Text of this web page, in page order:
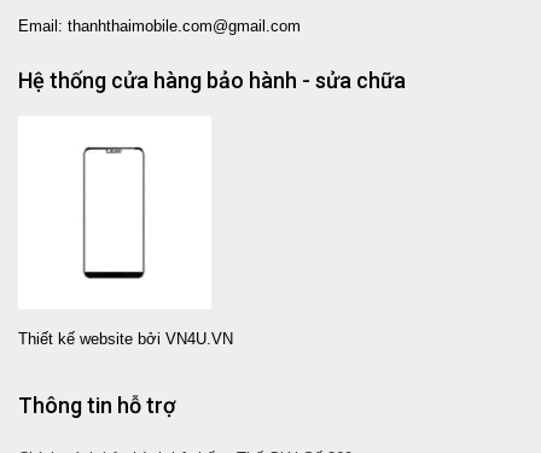
Email: thanhthaimobile.com@gmail.com
Hệ thống cửa hàng bảo hành - sửa chữa
Thiết kế website bởi VN4U.VN
Thông tin hỗ trợ